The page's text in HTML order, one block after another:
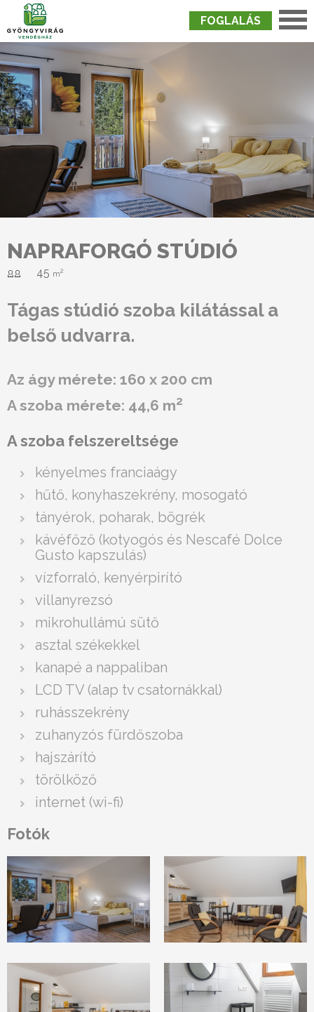
FOGLALÁS
Nyitólap ›
NAPRAFORGÓ STÚDIÓ
45 m2
Tágas stúdió szoba kilátással a
belső udvarra.
Az ágy mérete: 160 x 200 cm
A szoba mérete: 44,6 m2
A szoba felszereltsége
kényelmes franciaágy
hűtő, konyhaszekrény, mosogató
tányérok, poharak, bögrék
kávéfőző (kotyogós és Nescafé Dolce
Gusto kapszulás)
vízforraló, kenyérpirító
villanyrezsó
mikrohullámú sütő
asztal székekkel
kanapé a nappaliban
LCD TV (alap tv csatornákkal)
ruhásszekrény
zuhanyzós fürdőszoba
hajszárító
törölköző
internet (wi-fi)
Fotók